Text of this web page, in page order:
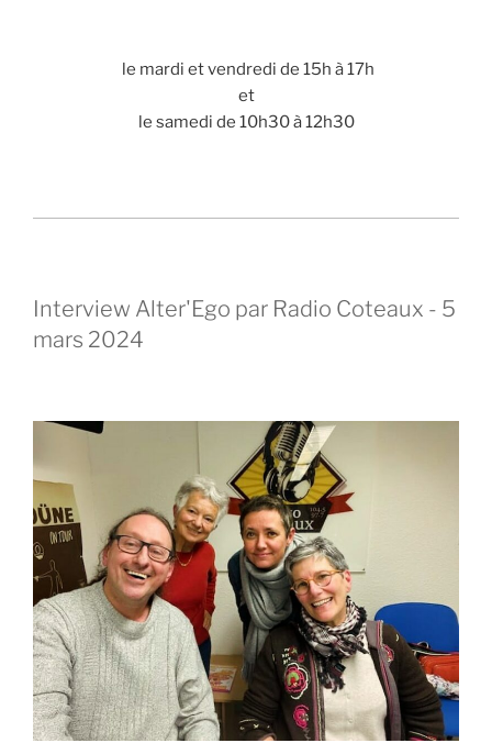
le mardi et vendredi de 15h à 17h
et
le samedi de 10h30 à 12h30
Interview Alter'Ego par Radio Coteaux - 5
mars 2024